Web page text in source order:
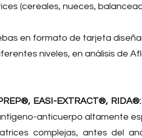
(cereales, nueces,
en formato de tarjeta
niveles, en análisis de
EASI-EXTRACT®, RIDA®:
anticuerpo altamente
complejas, antes del